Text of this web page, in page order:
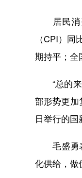
居民消费
（CPI）同
期持平；全
“总的来
部形势更加
日举行的国
毛盛勇表
化供给，做